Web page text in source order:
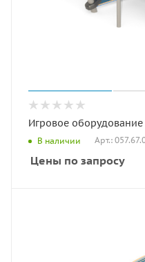
Игровое оборудование
В наличии Арт.:
Цены по запросу